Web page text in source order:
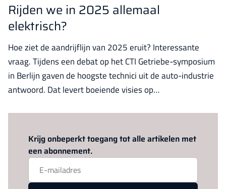
Rijden we in 2025 allemaal
elektrisch?
Hoe ziet de aandrijflijn van 2025 eruit? Interessante
vraag. Tijdens een debat op het CTI Getriebe-symposium
in Berlijn gaven de hoogste technici uit de auto-industrie
antwoord. Dat levert boeiende visies op…
Krijg onbeperkt toegang tot alle artikelen met
een abonnement.